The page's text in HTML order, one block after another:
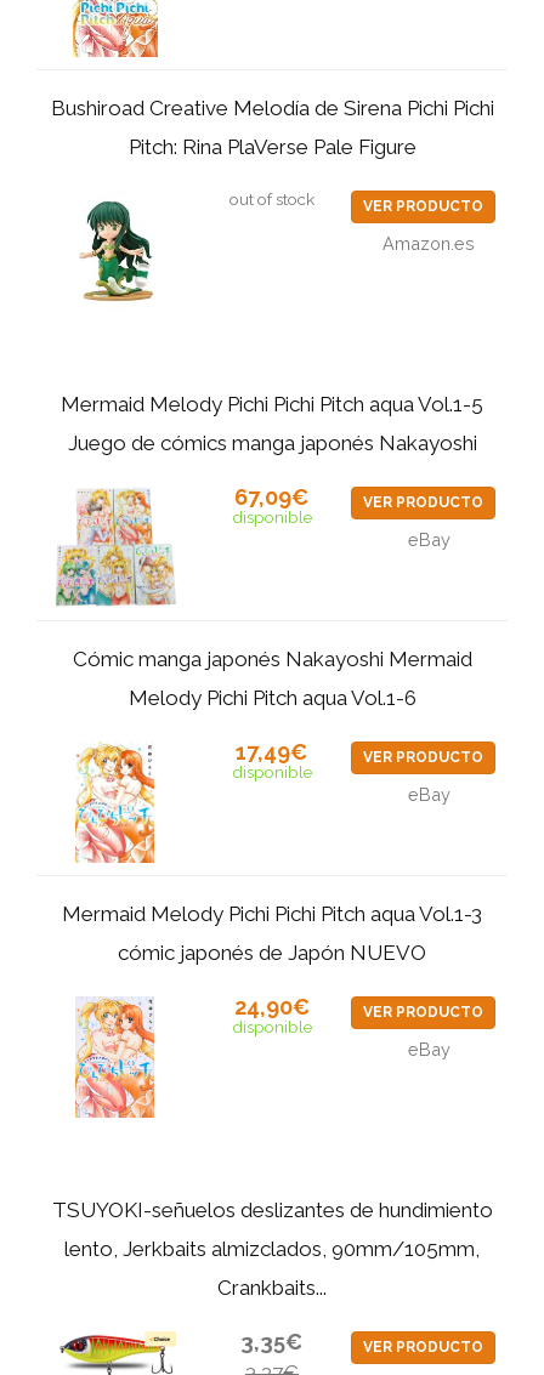
Bushiroad Creative Melodía de Sirena Pichi Pichi
Pitch: Rina PlaVerse Pale Figure
out of stock VER PRODUCTO
Amazon.es
Mermaid Melody Pichi Pichi Pitch aqua Vol.1-5
Juego de cómics manga japonés Nakayoshi
67,09€
disponible
VER PRODUCTO
eBay
Cómic manga japonés Nakayoshi Mermaid
Melody Pichi Pitch aqua Vol.1-6
17,49€
disponible
VER PRODUCTO
eBay
Mermaid Melody Pichi Pichi Pitch aqua Vol.1-3
cómic japonés de Japón NUEVO
24,90€
disponible
VER PRODUCTO
eBay
TSUYOKI-señuelos deslizantes de hundimiento
lento, Jerkbaits almizclados, 90mm/105mm,
Crankbaits...
3,35€ VER PRODUCTO